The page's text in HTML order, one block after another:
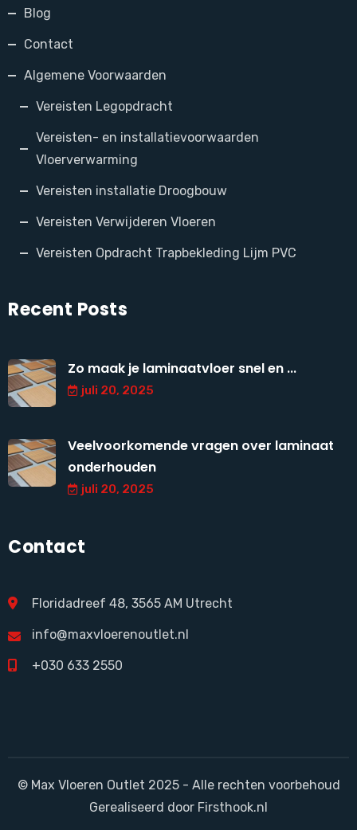
Blog
Contact
Algemene Voorwaarden
Vereisten Legopdracht
Vereisten- en installatievoorwaarden
Vloerverwarming
Vereisten installatie Droogbouw
Vereisten Verwijderen Vloeren
Vereisten Opdracht Trapbekleding Lijm PVC
Recent Posts
Zo maak je laminaatvloer snel en ...
juli 20, 2025
Veelvoorkomende vragen over laminaat
onderhouden
juli 20, 2025
Contact
Floridadreef 48, 3565 AM Utrecht
info@maxvloerenoutlet.nl
+030 633 2550
© Max Vloeren Outlet 2025 - Alle rechten voorbehoud
Gerealiseerd door Firsthook.nl